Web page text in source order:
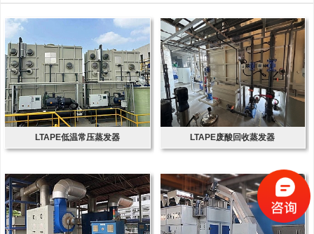
LTAPE低温常压蒸发器 LTAPE废酸回收蒸发器